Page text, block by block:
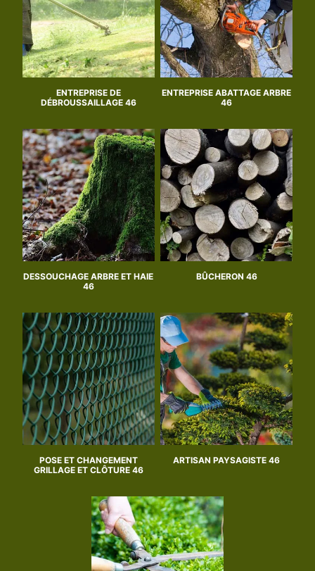
ENTREPRISE DE
DÉBROUSSAILLAGE 46
ENTREPRISE ABATTAGE ARBRE
46
DESSOUCHAGE ARBRE ET HAIE
46
BÛCHERON 46
POSE ET CHANGEMENT
GRILLAGE ET CLÔTURE 46
ARTISAN PAYSAGISTE 46